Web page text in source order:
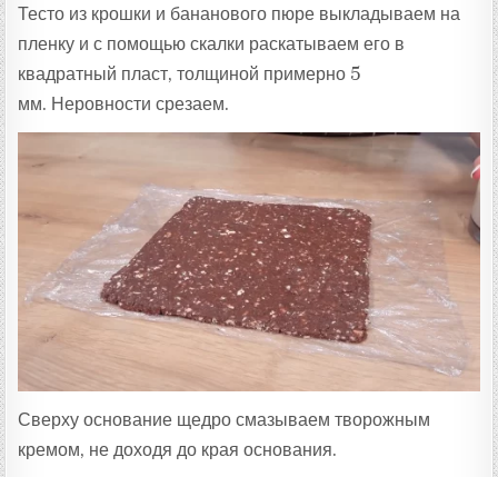
Тесто из крошки и бананового пюре выкладываем на
пленку и с помощью скалки раскатываем его в
квадратный пласт, толщиной примерно 5
мм. Неровности срезаем.
Сверху основание щедро смазываем творожным
кремом, не доходя до края основания.